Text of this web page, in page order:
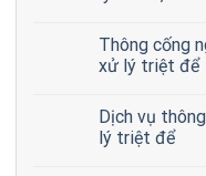
Thông cống
xử lý triệt để
Dịch vụ
lý triệt để